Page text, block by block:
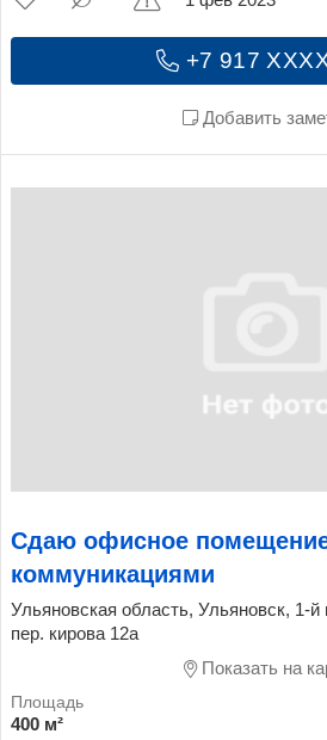
+7 917
Добавить
Сдаю офисное
коммуникациями
Ульяновская область, Ульяновск, 1-й
пер. кирова 12а
Показать на
400 м²